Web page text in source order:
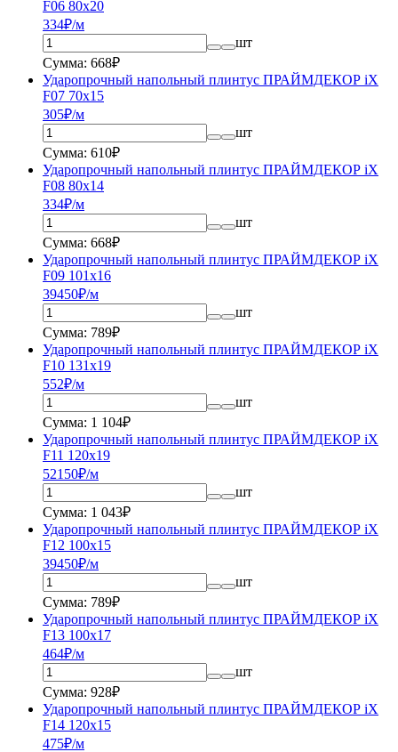
F06 80x20
334₽/м
шт
Сумма: 668₽
Ударопрочный напольный плинтус ПРАЙМДЕКОР iX
F07 70x15
305₽/м
шт
Сумма: 610₽
Ударопрочный напольный плинтус ПРАЙМДЕКОР iX
F08 80x14
334₽/м
шт
Сумма: 668₽
Ударопрочный напольный плинтус ПРАЙМДЕКОР iX
F09 101x16
39450₽/м
шт
Сумма: 789₽
Ударопрочный напольный плинтус ПРАЙМДЕКОР iX
F10 131x19
552₽/м
шт
Сумма: 1 104₽
Ударопрочный напольный плинтус ПРАЙМДЕКОР iX
F11 120x19
521 50₽/м
шт
Сумма: 1 043₽
Ударопрочный напольный плинтус ПРАЙМДЕКОР iX
F12 100x15
39450₽/м
шт
Сумма: 789₽
Ударопрочный напольный плинтус ПРАЙМДЕКОР iX
F13 100x17
464₽/м
шт
Сумма: 928₽
Ударопрочный напольный плинтус ПРАЙМДЕКОР iX
F14 120x15
475₽/м